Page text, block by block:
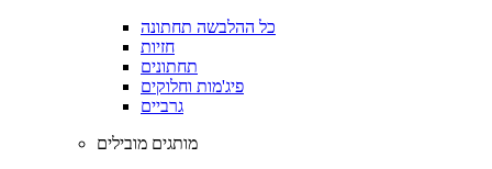
כל ההלבשה תחתונה
חזיות
תחתונים
פיג'מות וחלוקים
גרביים
מותגים מובילים